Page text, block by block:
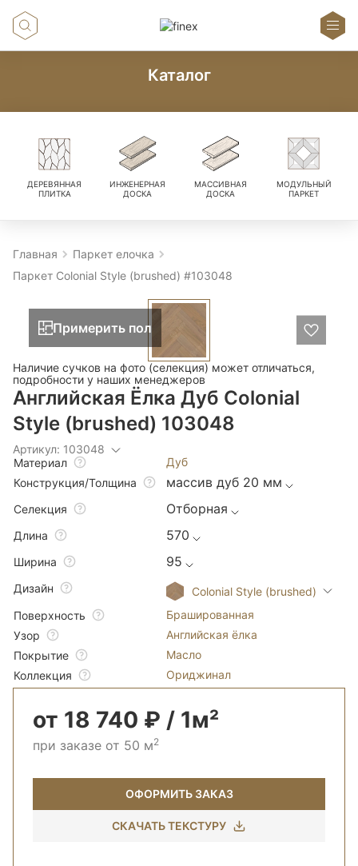
Каталог
ДЕРЕВЯННАЯ
ПЛИТКА
ИНЖЕНЕРНАЯ
ДОСКА
МАССИВНАЯ
ДОСКА
МОДУЛЬНЫЙ
ПАРКЕТ
Главная
Паркет елочка
Паркет Colonial Style (brushed) #103048
Примерить пол
Наличие сучков на фото (селекция) может отличаться,
подробности у наших менеджеров
Английская Ёлка Дуб Colonial
Style (brushed) 103048
Артикул: 103048
Материал
Дуб
Конструкция/Толщина
массив дуб 20 мм
Селекция Отборная
Длина 570
Ширина 95
Дизайн
Colonial Style (brushed)
Поверхность
Брашированная
Узор
Английская ёлка
Покрытие
Масло
Коллекция
Ориджинал
от 18 740 ₽ / 1м²
при заказе от 50 м2
ОФОРМИТЬ ЗАКАЗ
СКАЧАТЬ ТЕКСТУРУ